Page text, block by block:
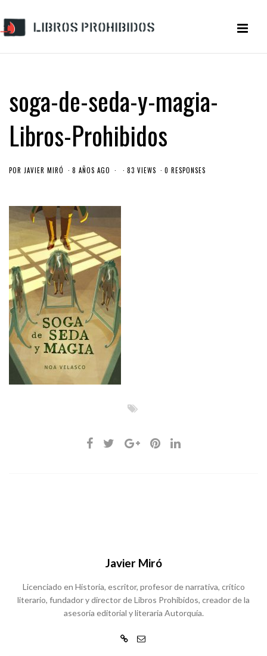
soga-de-seda-y-magia-
Libros-Prohibidos
POR JAVIER MIRÓ 8 AÑOS AGO 83 VIEWS 0 RESPONSES
Javier Miró
Licenciado en Historia, escritor, profesor de narrativa, crítico
literario, fundador y director de Libros Prohibidos, creador de la
asesoría editorial y literaria Autorquía.